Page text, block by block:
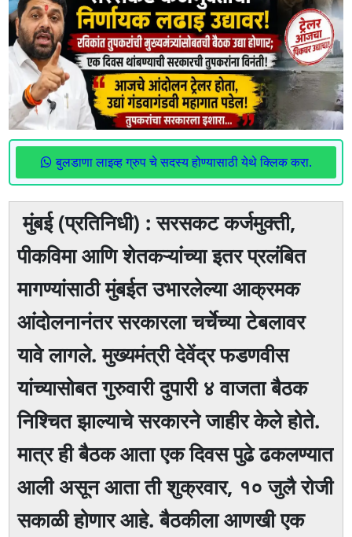
बुलडाणा लाइव्ह ग्रुप चे सदस्य होण्यासाठी येथे क्लिक करा.
मुंबई (प्रतिनिधी) : सरसकट कर्जमुक्ती,
पीकविमा आणि शेतकऱ्यांच्या इतर प्रलंबित
मागण्यांसाठी मुंबईत उभारलेल्या आक्रमक
आंदोलनानंतर सरकारला चर्चेच्या टेबलावर
यावे लागले. मुख्यमंत्री देवेंद्र फडणवीस
यांच्यासोबत गुरुवारी दुपारी ४ वाजता बैठक
निश्चित झाल्याचे सरकारने जाहीर केले होते.
मात्र ही बैठक आता एक दिवस पुढे ढकलण्यात
आली असून आता ती शुक्रवार, १० जुलै रोजी
सकाळी होणार आहे. बैठकीला आणखी एक